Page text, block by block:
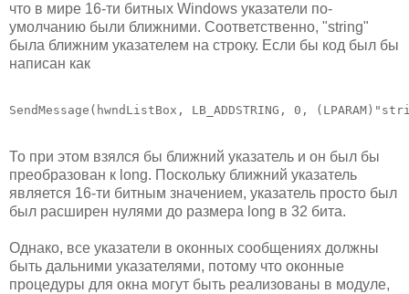
что в мире 16-ти битных Windows указатели по-
умолчанию были ближними. Соответственно, "string"
была ближним указателем на строку. Если бы код был бы
написан как
SendMessage(hwndListBox, LB_ADDSTRING, 0,
То при этом взялся бы ближний указатель и он был бы
преобразован к long. Поскольку ближний указатель
является 16-ти битным значением, указатель просто был
был расширен нулями до размера long в 32 бита.
Однако, все указатели в оконных сообщениях должны
быть дальними указателями, потому что оконные
процедуры для окна могут быть реализованы в модуле,